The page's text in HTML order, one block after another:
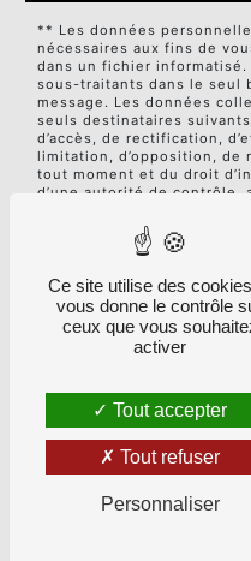
** Les données
nécessaires aux fins de
dans un fichier
sous-traitants dans le seul
message. Les données
seuls destinataires
d’accès, de rectification,
limitation, d’opposition, de
tout moment et du droit
d’une autorité de contrôle,
vos données post-
par voie postale à
l'adresse . Un justificatif
demandé. Nous
de prise de contact puis
légale aux fins
Vous avez le droit de
au démarchage
Bloctel.gouv.fr. Consultez
Vistalid- 2026 -
Ce site utilise des
vous donne le contrôle
ceux que vous
activer
Tout accepter
Tout refuser
Personnaliser